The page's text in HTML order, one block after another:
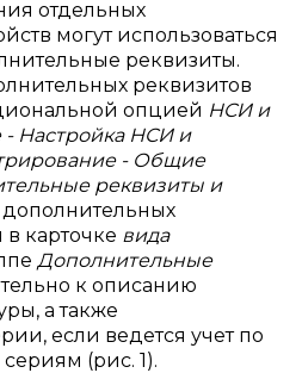
отдельных
могут использоваться
реквизиты.
реквизитов
опцией НСИ и
Настройка НСИ и
- Общие
реквизиты и
в карточке вида
Дополнительные
к описанию
а также
если ведется учет по
(рис. 1).